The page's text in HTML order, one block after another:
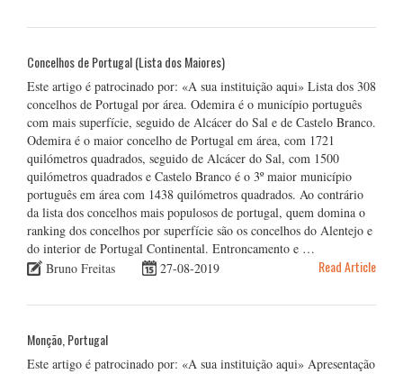
Concelhos de Portugal (Lista dos Maiores)
Este artigo é patrocinado por: «A sua instituição aqui» Lista dos 308
concelhos de Portugal por área. Odemira é o município português
com mais superfície, seguido de Alcácer do Sal e de Castelo Branco.
Odemira é o maior concelho de Portugal em área, com 1721
quilómetros quadrados, seguido de Alcácer do Sal, com 1500
quilómetros quadrados e Castelo Branco é o 3º maior município
português em área com 1438 quilómetros quadrados. Ao contrário
da lista dos concelhos mais populosos de portugal, quem domina o
ranking dos concelhos por superfície são os concelhos do Alentejo e
do interior de Portugal Continental. Entroncamento e …
Bruno Freitas
27-08-2019 Read Article
Monção, Portugal
Este artigo é patrocinado por: «A sua instituição aqui» Apresentação